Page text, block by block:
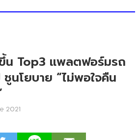
น Top3 แพลตฟอร์มรถ
นโยบาย “ไม่พอใจคืน
2021